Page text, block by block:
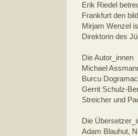
Erik Riedel
Frankfurt den
Mirjam Wenzel
Direktorin des
Die Autor_innen
Michael
Burcu
Gerrit Schulz-
Streicher und
Die
Adam Blauhut,